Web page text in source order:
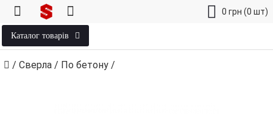
0 грн (0 шт)
Каталог товарів
/ Сверла / По бетону /